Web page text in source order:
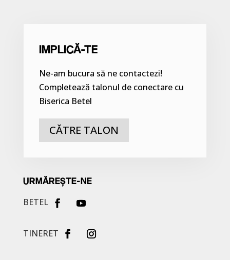
IMPLICĂ-TE
Ne-am bucura să ne contactezi!
Completează talonul de conectare cu
Biserica Betel
CĂTRE TALON
URMĂREȘTE-NE
BETEL
TINERET